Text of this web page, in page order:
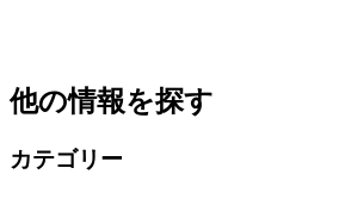
他の情報を探す
カテゴリー